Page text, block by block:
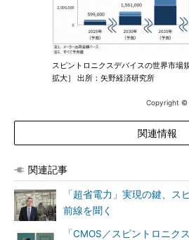
スピントロニクスデバイスの世界市場
拡大］ 出所：矢野経済研究所
Copyright ©
関連情報
関連記事
「超省電力」実現の鍵、ス
前線を聞く
「CMOS／スピントロニク